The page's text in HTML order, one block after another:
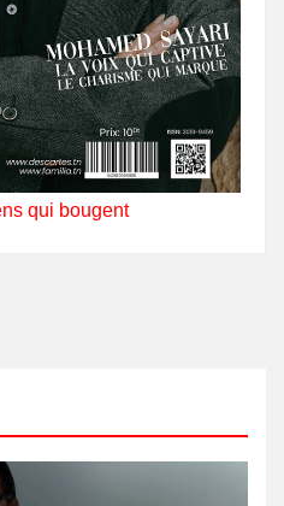
qui bougent